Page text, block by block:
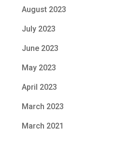
August 2023
July 2023
June 2023
May 2023
April 2023
March 2023
March 2021